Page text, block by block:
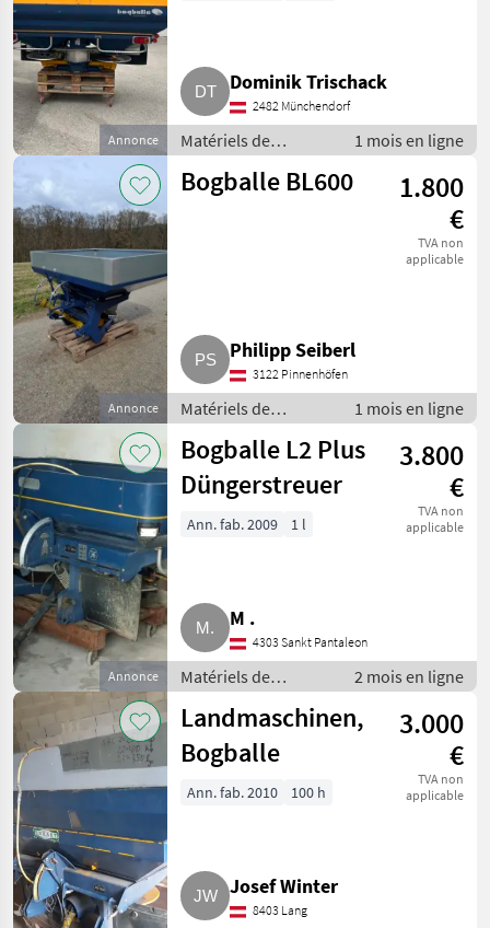
Annonce
Dominik Trischack
2482 Münchendorf
Matériels de
fertilisation et
irrigation /
1 mois en ligne
Annonce
Bogballe BL600
1.800
€
TVA non
applicable
Philipp Seiberl
3122 Pinnenhöfen
Matériels de
fertilisation et
irrigation /
Distributeurs
d’engrais minéral
1 mois en ligne
Annonce
Bogballe L2 Plus
Düngerstreuer
3.800
€
TVA non
applicable
Ann. fab. 2009 1 l
M .
4303 Sankt Pantaleon
Matériels de
fertilisation et
irrigation /
Distributeurs
d’engrais minéral
2 mois en ligne
Landmaschinen,
Bogballe
3.000
€
TVA non
applicable
Ann. fab. 2010 100 h
Josef Winter
8403 Lang